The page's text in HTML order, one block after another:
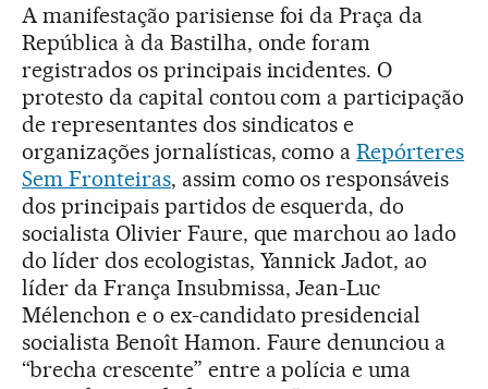
A manifestação parisiense foi da Praça da
República à da Bastilha, onde foram
registrados os principais incidentes. O
protesto da capital contou com a participação
de representantes dos sindicatos e
organizações jornalísticas, como aRepórteres
Sem Fronteiras, assim como os responsáveis
dos principais partidos de esquerda, do
socialista Olivier Faure, que marchou ao lado
do líder dos ecologistas, Yannick Jadot, ao
líder da França Insubmissa, Jean-Luc
Mélenchon e o ex-candidato presidencial
socialista Benoît Hamon. Faure denunciou a
“brecha crescente” entre a polícia e uma